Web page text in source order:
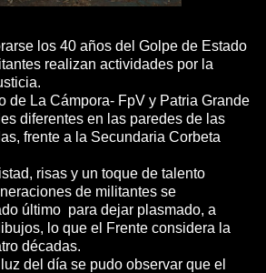
los 40 años del Golpe de Estado
realizan actividades por la
de La Cámpora- FpV y Patria Grande
diferentes en las paredes de las
frente a la Secundaria Corbeta
risas y un toque de talento
de militantes se
último para dejar plasmado, a
lo que el Frente considera la
décadas.
del día se pudo observar que el